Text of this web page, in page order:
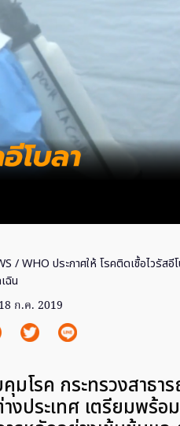
/ WHO ประกาศให้ โรคติดเชื้อไวรัสอี
ฉิน
18 ก.ค. 2019
มโรค กระทรวงสาธ
างประเทศ เตรียมพร้อ